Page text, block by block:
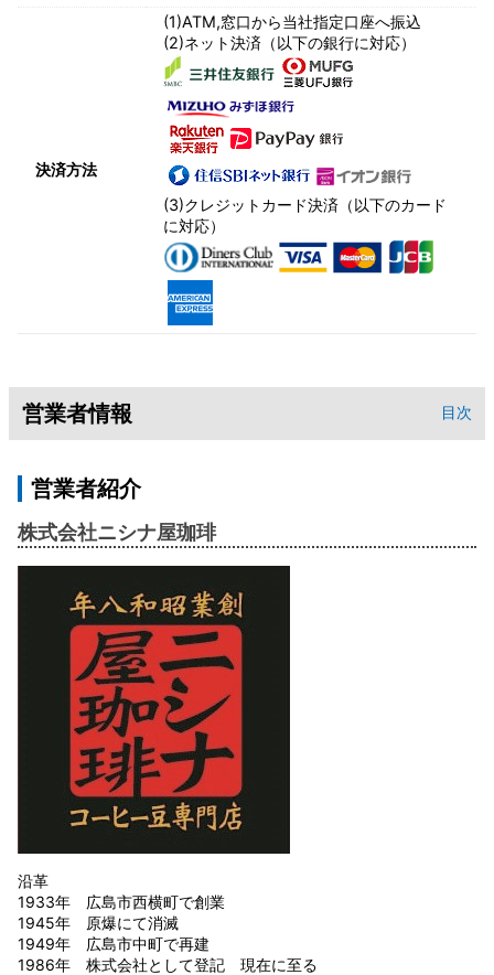
決済方法
(1)ATM,窓口から当社指定口座へ振込
(2)ネット決済（以下の銀行に対応）
(3)クレジットカード決済（以下のカード
に対応）
営業者情報 目次
営業者紹介
株式会社ニシナ屋珈琲
沿革
1933年 広島市西横町で創業
1945年 原爆にて消滅
1949年 広島市中町で再建
1986年 株式会社として登記 現在に至る